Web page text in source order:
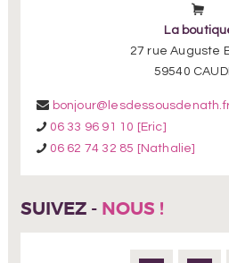
La
27 rue Auguste
59540
06 33 96 91 10 [Eric]
06 62 74 32 85 [Nathalie]
SUIVEZ - NOUS !